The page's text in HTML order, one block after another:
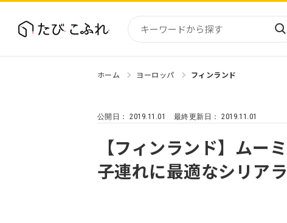
東北
関東
中部・北陸
近畿
ホーム ヨーロッパ フィンランド
公開日：2019.11.01 最終更新日：2019.11.01
【フィンランド】ムー
子連れに最適なシリア